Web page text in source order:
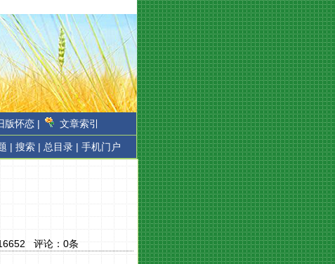
版怀恋 | 文章索引
| 搜索 | 总目录 | 手机门户
评论：0条